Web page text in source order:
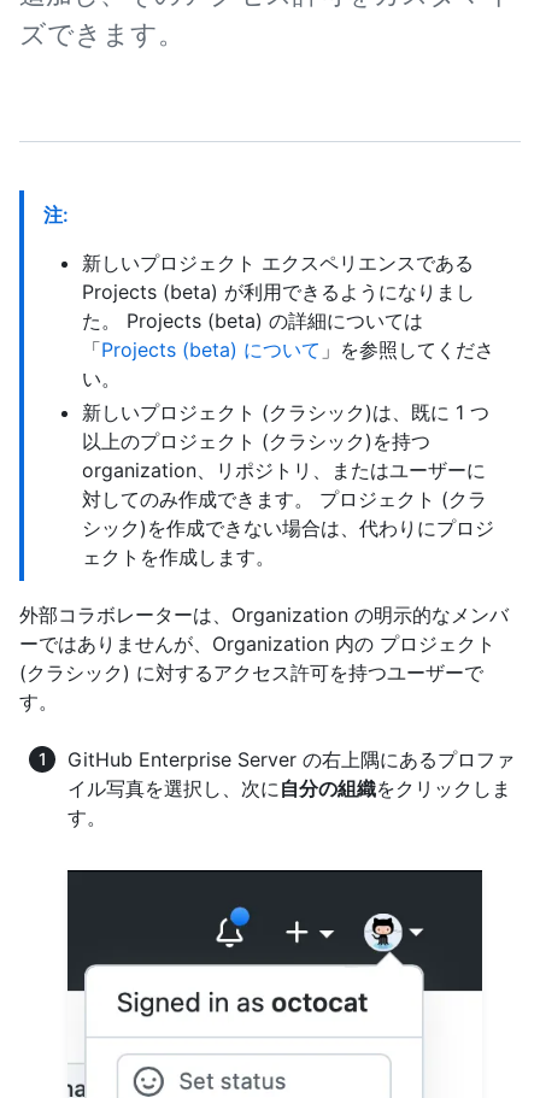
ズできます。
注:
新しいプロジェクト エクスペリエンスである
Projects (beta) が利用できるようになりまし
た。 Projects (beta) の詳細については
「Projects (beta) について 」を参照してくださ
い。
新しいプロジェクト (クラシック)は、既に 1 つ
以上のプロジェクト (クラシック)を持つ
organization、リポジトリ、またはユーザーに
対してのみ作成できます。 プロジェクト (クラ
シック)を作成できない場合は、代わりにプロジ
ェクトを作成します。
外部コラボレーターは、Organization の明示的なメンバ
ーではありませんが、Organization 内の プロジェクト
(クラシック) に対するアクセス許可を持つユーザーで
す。
GitHub Enterprise Server の右上隅にあるプロファ
イル写真を選択し、次に自分の組織をクリックしま
す。